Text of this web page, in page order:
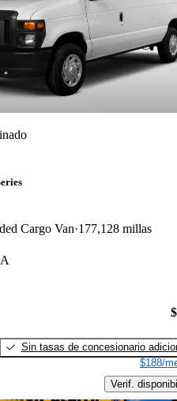
Cargo Van 177,128 millas
Sin tasas de concesionario
$188/
Verif.